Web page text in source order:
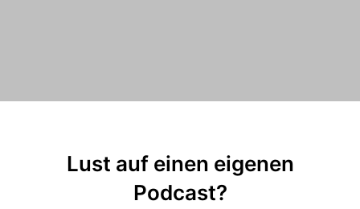
Lust auf einen eigenen
Podcast?